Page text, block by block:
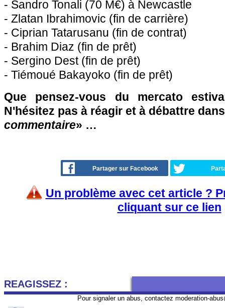
- Sandro Tonali (70 M€) à Newcastle
- Zlatan Ibrahimovic (fin de carrière)
- Ciprian Tatarusanu (fin de contrat)
- Brahim Diaz (fin de prêt)
- Sergino Dest (fin de prêt)
- Tiémoué Bakayoko (fin de prêt)
Que pensez-vous du mercato
N'hésitez pas à réagir et à débattre
commentaire» …
Partager sur Facebook
Un problème avec cet article ?
cliquant sur ce lien
REAGISSEZ :
Pour signaler un abus, contactez moderation-